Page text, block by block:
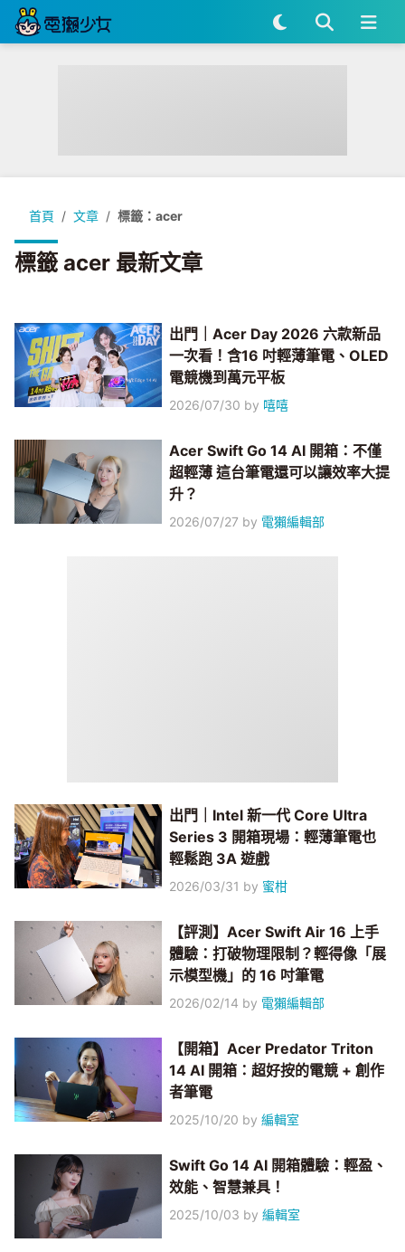
首頁 文章 標籤：acer
標籤 acer 最新文章
出門｜Acer Day 2026 六款新品
一次看！含16 吋輕薄筆電、OLED
電競機到萬元平板
2026/07/30 by 嘻嘻
Acer Swift Go 14 AI 開箱：不僅
超輕薄 這台筆電還可以讓效率大提
升？
2026/07/27 by 電獺編輯部
出門｜Intel 新一代 Core Ultra
Series 3 開箱現場：輕薄筆電也
輕鬆跑 3A 遊戲
2026/03/31 by 蜜柑
【評測】Acer Swift Air 16 上手
體驗：打破物理限制？輕得像「展
示模型機」的 16 吋筆電
2026/02/14 by 電獺編輯部
【開箱】Acer Predator Triton
14 AI 開箱：超好按的電競 + 創作
者筆電
2025/10/20 by編輯室
Swift Go 14 AI 開箱體驗：輕盈、
效能、智慧兼具！
2025/10/03 by編輯室